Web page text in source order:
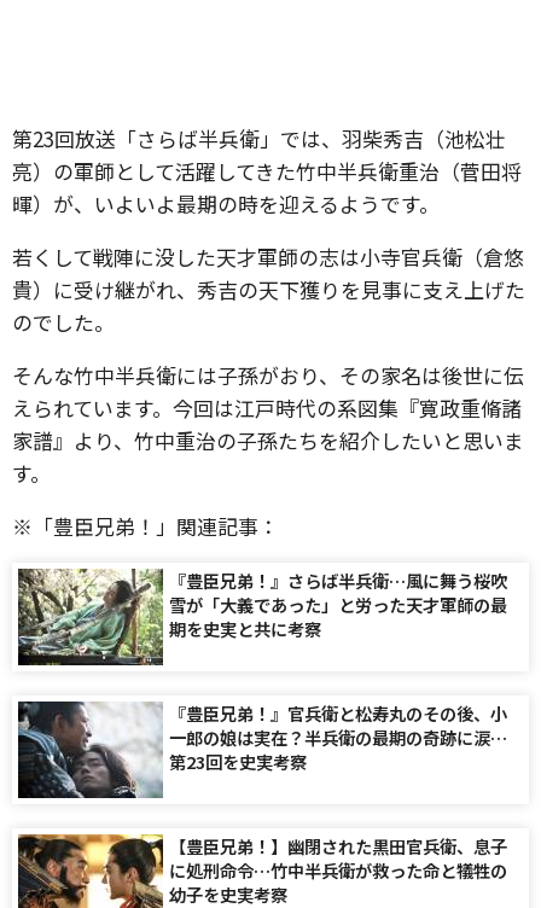
第23回放送「さらば半兵衛」では、羽柴秀吉（池松壮
亮）の軍師として活躍してきた竹中半兵衛重治（菅田将
暉）が、いよいよ最期の時を迎えるようです。
若くして戦陣に没した天才軍師の志は小寺官兵衛（倉悠
貴）に受け継がれ、秀吉の天下獲りを見事に支え上げた
のでした。
そんな竹中半兵衛には子孫がおり、その家名は後世に伝
えられています。今回は江戸時代の系図集『寛政重脩諸
家譜』より、竹中重治の子孫たちを紹介したいと思いま
す。
※「豊臣兄弟！」関連記事：
『豊臣兄弟！』さらば半兵衛…風に舞う桜吹
雪が「大義であった」と労った天才軍師の最
期を史実と共に考察
『豊臣兄弟！』官兵衛と松寿丸のその後、小
一郎の娘は実在？半兵衛の最期の奇跡に涙…
第23回を史実考察
【豊臣兄弟！】幽閉された黒田官兵衛、息子
に処刑命令…竹中半兵衛が救った命と犠牲の
幼子を史実考察